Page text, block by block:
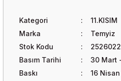
Kategori
11.KISIM
Marka
Temyiz
Stok Kodu
Basım Tarihi
30 Mart
Baskı
16